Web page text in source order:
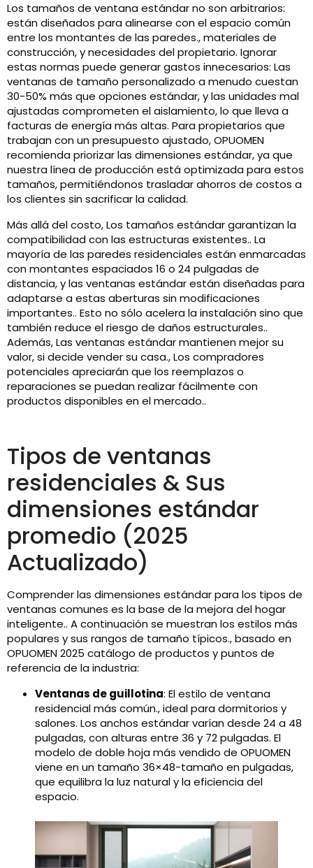
Los tamaños de ventana estándar no son arbitrarios:
están diseñados para alinearse con el espacio común
entre los montantes de las paredes., materiales de
construcción, y necesidades del propietario. Ignorar
estas normas puede generar gastos innecesarios: Las
ventanas de tamaño personalizado a menudo cuestan
30-50% más que opciones estándar, y las unidades mal
ajustadas comprometen el aislamiento, lo que lleva a
facturas de energía más altas. Para propietarios que
trabajan con un presupuesto ajustado, OPUOMEN
recomienda priorizar las dimensiones estándar, ya que
nuestra línea de producción está optimizada para estos
tamaños, permitiéndonos trasladar ahorros de costos a
los clientes sin sacrificar la calidad.
Más allá del costo, Los tamaños estándar garantizan la
compatibilidad con las estructuras existentes.. La
mayoría de las paredes residenciales están enmarcadas
con montantes espaciados 16 o 24 pulgadas de
distancia, y las ventanas estándar están diseñadas para
adaptarse a estas aberturas sin modificaciones
importantes.. Esto no sólo acelera la instalación sino que
también reduce el riesgo de daños estructurales..
Además, Las ventanas estándar mantienen mejor su
valor, si decide vender su casa., Los compradores
potenciales apreciarán que los reemplazos o
reparaciones se puedan realizar fácilmente con
productos disponibles en el mercado..
Tipos de ventanas
residenciales & Sus
dimensiones estándar
promedio (2025
Actualizado)
Comprender las dimensiones estándar para los tipos de
ventanas comunes es la base de la mejora del hogar
inteligente.. A continuación se muestran los estilos más
populares y sus rangos de tamaño típicos., basado en
OPUOMEN 2025 catálogo de productos y puntos de
referencia de la industria:
Ventanas de guillotina: El estilo de ventana
residencial más común., ideal para dormitorios y
salones. Los anchos estándar varían desde 24 a 48
pulgadas, con alturas entre 36 y 72 pulgadas. El
modelo de doble hoja más vendido de OPUOMEN
viene en un tamaño 36×48-tamaño en pulgadas,
que equilibra la luz natural y la eficiencia del
espacio.